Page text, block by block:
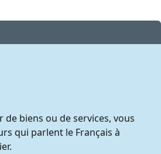
biens ou de services, vous
qui parlent le Français à